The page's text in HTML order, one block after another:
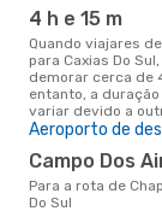
4 h e 15 m
Quando viajares de Chapeco
para Caxias Do
demorar cerca de
entanto, a
variar devido a
Aeroporto de
Campo Dos
Para a rota de Chapeco a Caxias
Do Sul